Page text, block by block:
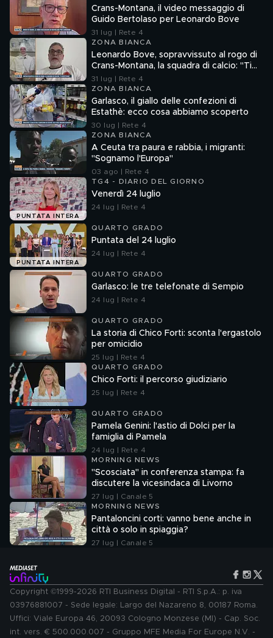
Crans-Montana, il video messaggio di
Guido Bertolaso per Leonardo Bove
31 lug | Rete 4
ZONA BIANCA
Leonardo Bove, sopravvissuto al rogo di
Crans-Montana, la squadra di calcio: "Ti
aspettiamo"
31 lug | Rete 4
ZONA BIANCA
Garlasco, il giallo delle confezioni di
Estathè: ecco cosa abbiamo scoperto
30 lug | Rete 4
ZONA BIANCA
A Ceuta tra paura e rabbia, i migranti:
"Sognamo l'Europa"
03 ago | Rete 4
PUNTATA INTERA
TG4 - DIARIO DEL GIORNO
Venerdì 24 luglio
24 lug | Rete 4
PUNTATA INTERA
QUARTO GRADO
Puntata del 24 luglio
24 lug | Rete 4
QUARTO GRADO
Garlasco: le tre telefonate di Sempio
24 lug | Rete 4
QUARTO GRADO
La storia di Chico Forti: sconta l'ergastolo
per omicidio
25 lug | Rete 4
QUARTO GRADO
Chico Forti: il percorso giudiziario
25 lug | Rete 4
QUARTO GRADO
Pamela Genini: l'astio di Dolci per la
famiglia di Pamela
24 lug | Rete 4
MORNING NEWS
"Scosciata" in conferenza stampa: fa
discutere la vicesindaca di Livorno
27 lug | Canale 5
MORNING NEWS
Pantaloncini corti: vanno bene anche in
città o solo in spiaggia?
27 lug | Canale 5
Copyright ©1999-2026 RTI Business Digital - RTI S.p.A.: p. iva
03976881007 - Sede legale: Largo del Nazareno 8, 00187 Roma.
Uffici: Viale Europa 46, 20093 Cologno Monzese (MI) - Cap. Soc.
int. vers. € 500.000.007 - Gruppo MFE Media For Europe N.V. -